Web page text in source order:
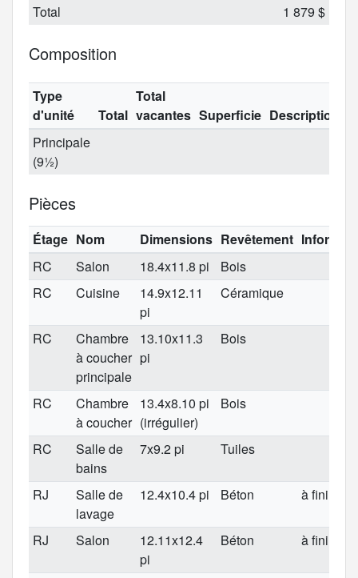
Total 1 879 $
Composition
Type
d'unité
Total
Total
vacantes Superficie Description
Principale
(9½)
Pièces
Étage Nom Dimensions Revêtement
RC
Salon 18.4x11.8 pi
Bois
RC
Cuisine
14.9x12.11
pi
Céramique
RC
Chambre
à coucher
principale
13.10x11.3
pi
Bois
RC
Chambre
à coucher
13.4x8.10 pi
(irrégulier)
Bois
RC
Salle de
bains
7x9.2 pi Tuiles
RJ
Salle de
lavage
12.4x10.4 pi Béton à finir
RJ Salon
12.11x12.4
pi
Béton à finir